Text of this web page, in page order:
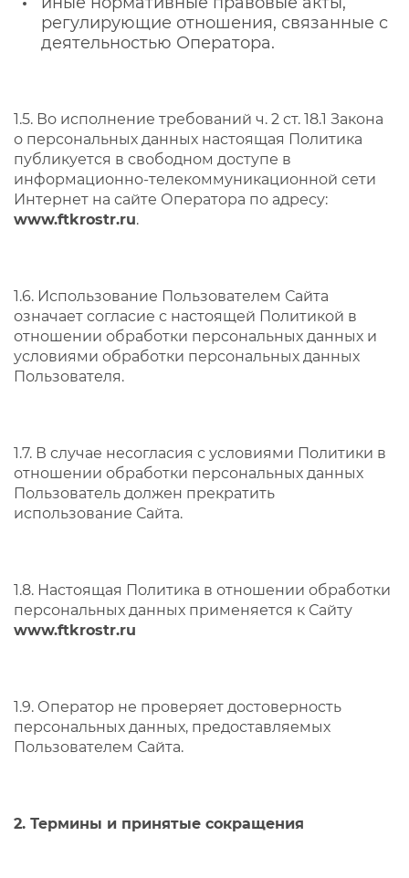
регулирующие отношения, связанные с
деятельностью Оператора.
1.5. Во исполнение требований ч. 2 ст. 18.1 Закона
о персональных данных настоящая Политика
публикуется в свободном доступе в
информационно-телекоммуникационной сети
Интернет на сайте Оператора по адресу:
www.ftkrostr.ru.
1.6. Использование Пользователем Сайта
означает согласие с настоящей Политикой в
отношении обработки персональных данных и
условиями обработки персональных данных
Пользователя.
1.7. В случае несогласия с условиями Политики в
отношении обработки персональных данных
Пользователь должен прекратить
использование Сайта.
1.8. Настоящая Политика в отношении обработки
персональных данных применяется к Сайту
www.ftkrostr.ru
1.9. Оператор не проверяет достоверность
персональных данных, предоставляемых
Пользователем Сайта.
2. Термины и принятые сокращения